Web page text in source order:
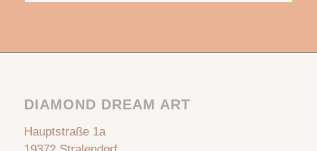
DIAMOND DREAM ART
Hauptstraße 1a